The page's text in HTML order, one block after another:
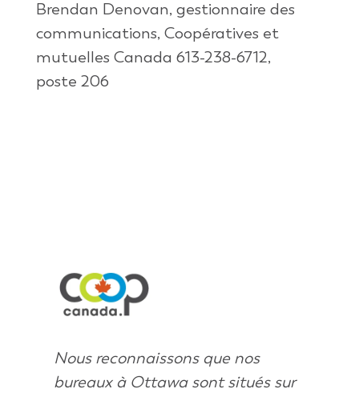
Brendan Denovan, gestionnaire des
communications, Coopératives et
mutuelles Canada 613-238-6712,
poste 206
Nous reconnaissons que nos
bureaux à Ottawa sont situés sur